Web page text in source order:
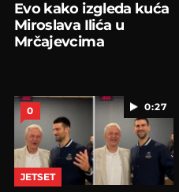
Evo kako izgleda kuća
Miroslava Ilića u
Mrčajevcima
0:27
0
JETSET